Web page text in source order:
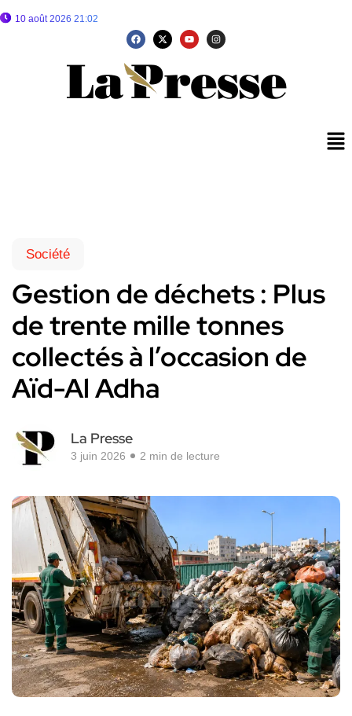
10 août 2026 21:02
Société
Gestion de déchets : Plus
de trente mille tonnes
collectés à l’occasion de
Aïd-Al Adha
La Presse
3 juin 2026 2 min de lecture